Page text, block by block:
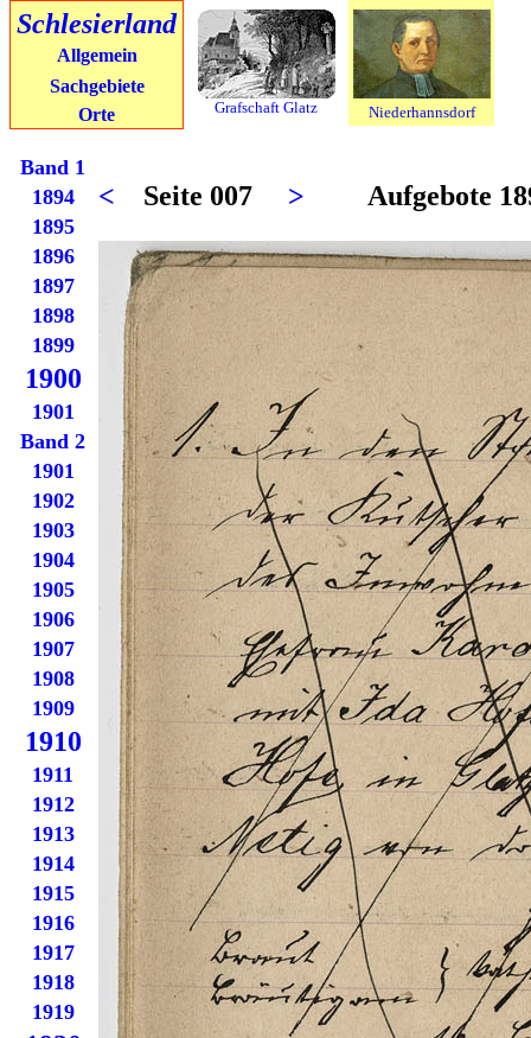
Niederhannsdorf
Grafschaft Glatz
Schlesierland
Allgemein
Sachgebiete
Orte
Band 1
1894
1895
1896
1897
1898
1899
1900
1901
Band 2
1901
1902
1903
1904
1905
1906
1907
1908
1909
1910
1911
1912
1913
1914
1915
1916
1917
1918
1919
< Seite 007 > Aufgebote